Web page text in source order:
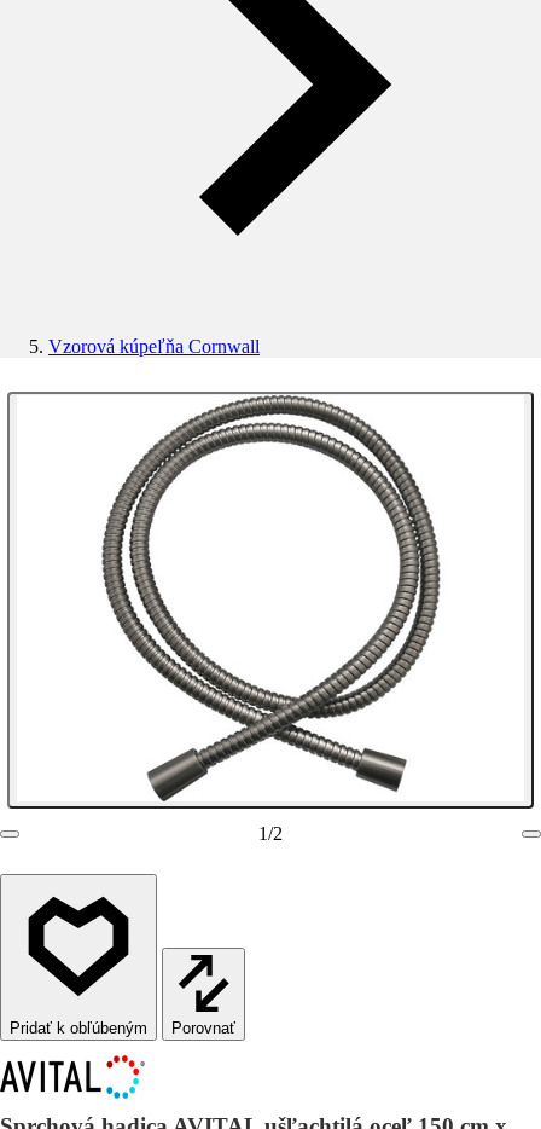
Vzorová kúpeľňa Cornwall
1/2
Porovnať